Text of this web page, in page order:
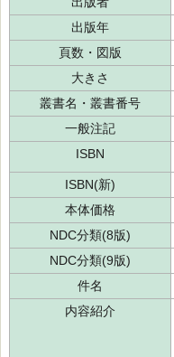
出版年
頁数・図版
大きさ
叢書名・叢書番号
一般注記
ISBN
ISBN(新)
本体価格
NDC分類(8版)
NDC分類(9版)
件名
内容紹介